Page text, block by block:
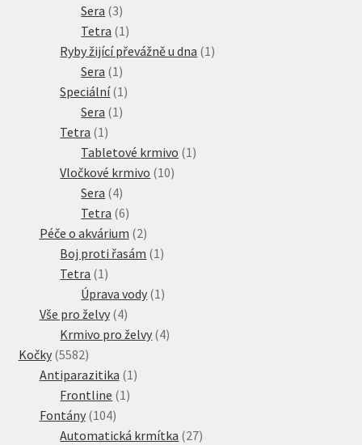
Sera 33
produkty
Tetra 1 1
produkt
Ryby žijící převážně u dna 1 1
Sera 1 1
produkt
Speciální 1 1
Sera 1 1
Tetra 1 1
produkt
Tabletové krmivo 1 1
Vločkové krmivo 1010
Sera 44
produkty
Tetra 66
produktů
Péče o akvárium 22
produkty
Boj proti řasám 1 1
Tetra 1 1
produkt
Úprava vody 1 1
Vše pro želvy 44
produkty
Krmivo pro želvy 44
Kočky 55825582
produktů
Antiparazitika 1 1
Frontline 1 1
Fontány 104104
produktů
Automatická krmítka 2727